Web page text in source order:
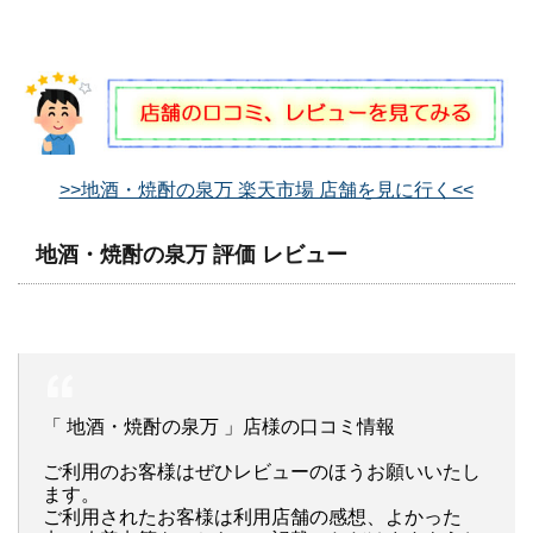
>>地酒・焼酎の泉万 楽天市場 店舗を見に行く<<
地酒・焼酎の泉万 評価 レビュー
「 地酒・焼酎の泉万 」店様の口コミ情報
ご利用のお客様はぜひレビューのほうお願いいたし
ます。
ご利用されたお客様は利用店舗の感想、よかった